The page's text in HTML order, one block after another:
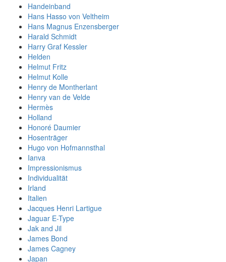
Handeinband
Hans Hasso von Veltheim
Hans Magnus Enzensberger
Harald Schmidt
Harry Graf Kessler
Helden
Helmut Fritz
Helmut Kolle
Henry de Montherlant
Henry van de Velde
Hermès
Holland
Honoré Daumier
Hosenträger
Hugo von Hofmannsthal
Ianva
Impressionismus
Individualität
Irland
Italien
Jacques Henri Lartigue
Jaguar E-Type
Jak and Jil
James Bond
James Cagney
Japan